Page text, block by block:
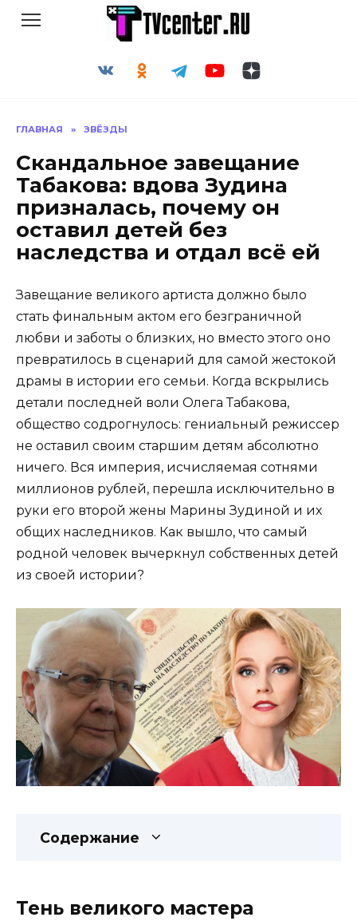
ГЛАВНАЯ » ЗВЁЗДЫ
Скандальное завещание
Табакова: вдова Зудина
призналась, почему он
оставил детей без
наследства и отдал всё ей
Завещание великого артиста должно было
стать финальным актом его безграничной
любви и заботы о близких, но вместо этого оно
превратилось в сценарий для самой жестокой
драмы в истории его семьи. Когда вскрылись
детали последней воли Олега Табакова,
общество содрогнулось: гениальный режиссер
не оставил своим старшим детям абсолютно
ничего. Вся империя, исчисляемая сотнями
миллионов рублей, перешла исключительно в
руки его второй жены Марины Зудиной и их
общих наследников. Как вышло, что самый
родной человек вычеркнул собственных детей
из своей истории?
Содержание
Тень великого мастера